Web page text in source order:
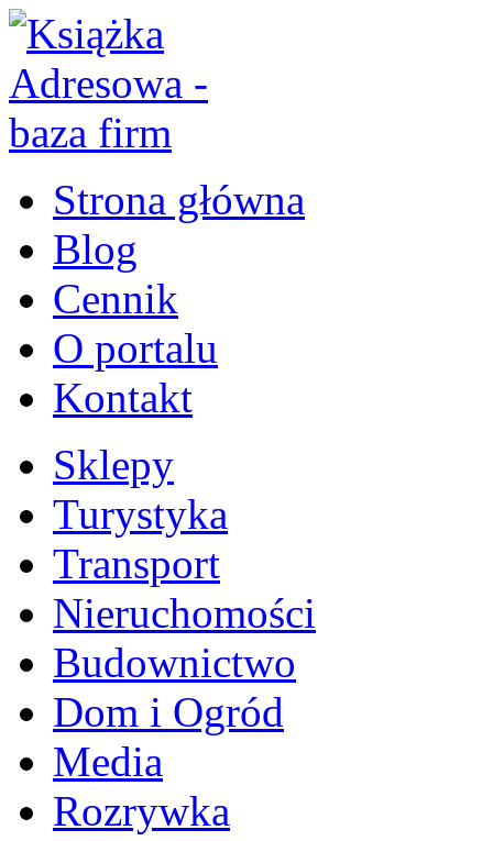
Strona główna
Blog
Cennik
O portalu
Kontakt
Sklepy
Turystyka
Transport
Nieruchomości
Budownictwo
Dom i Ogród
Media
Rozrywka